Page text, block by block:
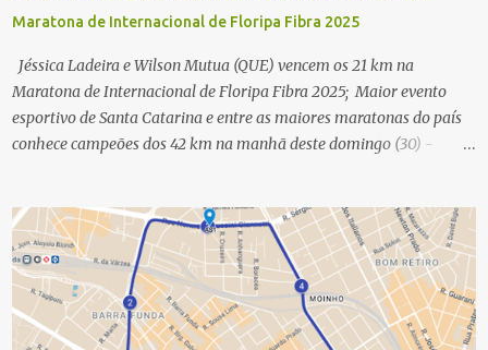
Maratona de Internacional de Floripa Fibra 2025
Jéssica Ladeira e Wilson Mutua (QUE) vencem os 21 km na
Maratona de Internacional de Floripa Fibra 2025; Maior evento
esportivo de Santa Catarina e entre as maiores maratonas do país
conhece campeões dos 42 km na manhã deste domingo (30) -
Floripa Fibra 2025. Na manhã deste sábado (30) foram conhecidos
os campeões dos 21 km do maior evento esportivo de Santa
Catarina. A mineira Jessica Ladeira e o queniano Wilson Mutua
foram os vencedores da meia maratona, ambos com a quebra de
recorde da prova. Neste domingo (31) será a vez da prova principal,